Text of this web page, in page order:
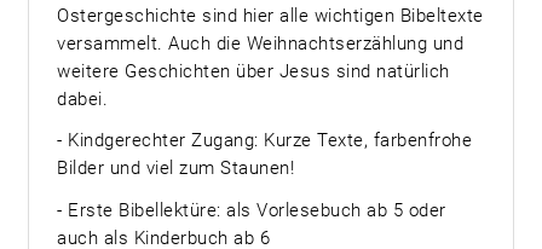
Ostergeschichte sind hier alle wichtigen Bibeltexte
versammelt. Auch die Weihnachtserzählung und
weitere Geschichten über Jesus sind natürlich
dabei.
- Kindgerechter Zugang: Kurze Texte, farbenfrohe
Bilder und viel zum Staunen!
- Erste Bibellektüre: als Vorlesebuch ab 5 oder
auch als Kinderbuch ab 6